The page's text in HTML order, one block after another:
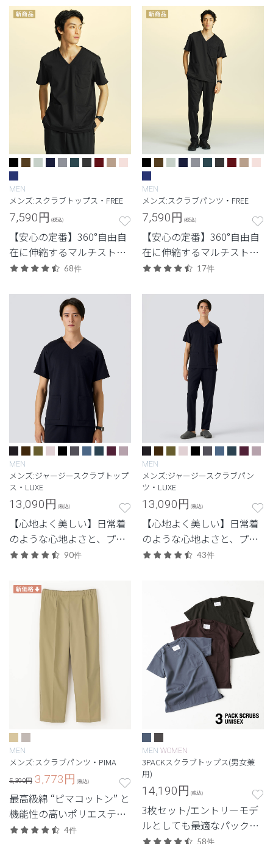
MEN
メンズ:スクラブトップス・FREE
7,590円 (税込)
【安心の定番】360°自由自
在に伸縮するマルチストレ
ッチ素材を使用した定番・
68件
MEN
メンズ:スクラブパンツ・FREE
7,590円 (税込)
【安心の定番】360°自由自
在に伸縮するマルチストレ
ッチ素材を使用した定番・
17件
MEN
メンズ:ジャージースクラブトップ
ス・LUXE
13,090円 (税込)
【心地よく美しい】日常着
のような心地よさと、プロ
フェッショナルにふさわし
リーズ。
90件
MEN
メンズ:ジャージースクラブパン
ツ・LUXE
13,090円 (税込)
【心地よく美しい】日常着
のような心地よさと、プロ
フェッショナルにふさわし
43件
MEN
メンズ:スクラブパンツ・PIMA
5,390円 3,773円 (税込)
最高級綿 “ピマコットン” と
機能性の高いポリエステル
を混成した新素材スクラブ
4件
MEN WOMEN
3PACKスクラブトップス(男女兼
用)
14,190円 (税込)
3枚セット/エントリーモデ
ルとしても最適なパックシ
リーズ。
58件